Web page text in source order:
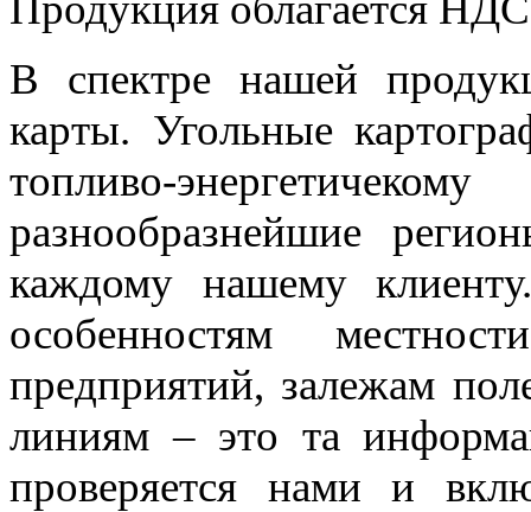
В спектре нашей
карты. Угольные
топливо-
разнообразнейшие
каждому нашему
особенностям
предприятий, залежам
линиям – это та
проверяется нами и